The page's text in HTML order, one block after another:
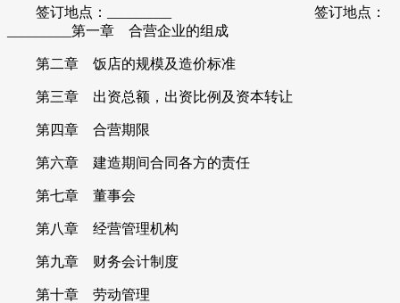
签订地点：_________ 签订地点：
_________第一章 合营企业的组成
第二章 饭店的规模及造价标准
第三章 出资总额，出资比例及资本转让
第四章 合营期限
第六章 建造期间合同各方的责任
第七章 董事会
第八章 经营管理机构
第九章 财务会计制度
第十章 劳动管理